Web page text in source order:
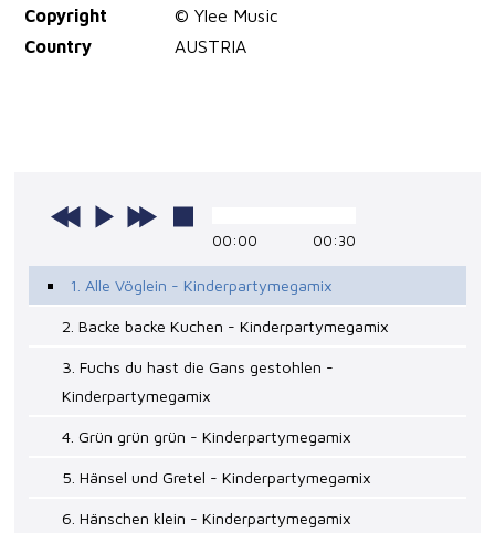
Copyright
© Ylee Music
Country
AUSTRIA
00:00 00:30
1. Alle Vöglein - Kinderpartymegamix
2. Backe backe Kuchen - Kinderpartymegamix
3. Fuchs du hast die Gans gestohlen -
Kinderpartymegamix
4. Grün grün grün - Kinderpartymegamix
5. Hänsel und Gretel - Kinderpartymegamix
6. Hänschen klein - Kinderpartymegamix